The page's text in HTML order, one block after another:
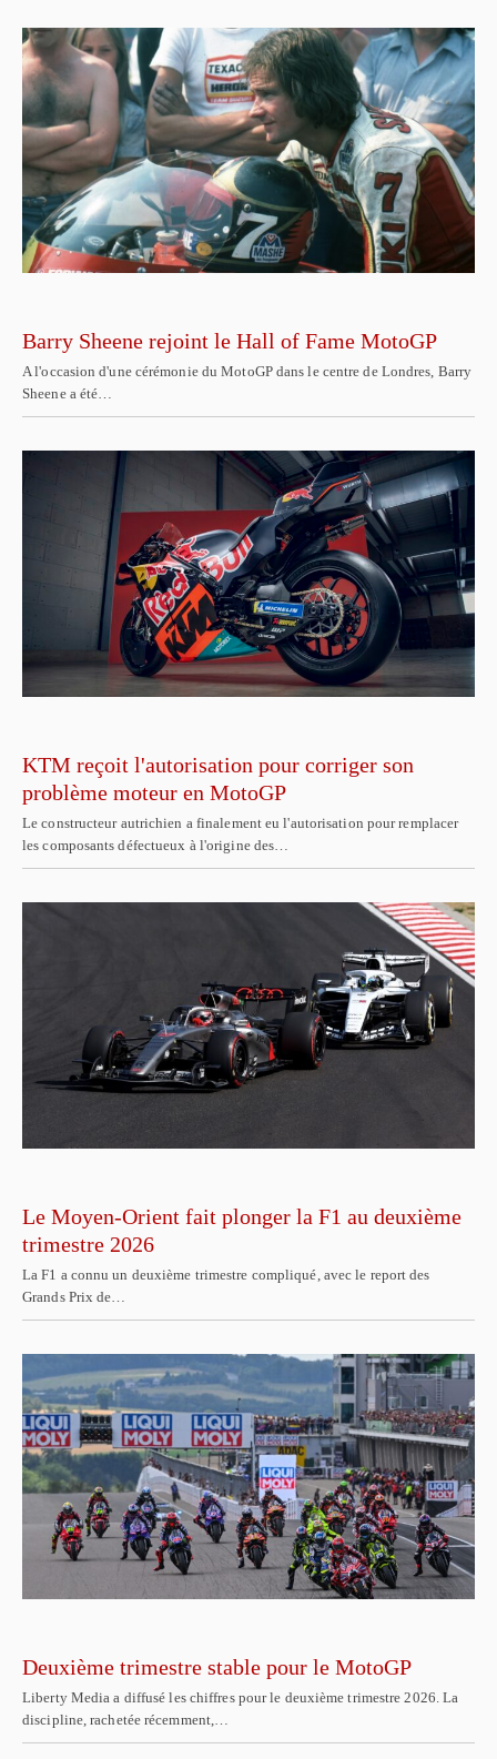
Barry Sheene rejoint le Hall of Fame MotoGP
A l'occasion d'une cérémonie du MotoGP dans le centre de Londres, Barry
Sheene a été…
KTM reçoit l'autorisation pour corriger son
problème moteur en MotoGP
Le constructeur autrichien a finalement eu l'autorisation pour remplacer
les composants défectueux à l'origine des…
Le Moyen-Orient fait plonger la F1 au deuxième
trimestre 2026
La F1 a connu un deuxième trimestre compliqué, avec le report des
Grands Prix de…
Deuxième trimestre stable pour le MotoGP
Liberty Media a diffusé les chiffres pour le deuxième trimestre 2026. La
discipline, rachetée récemment,…